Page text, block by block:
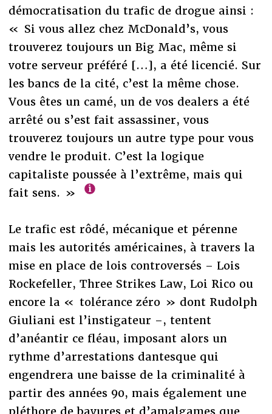
démocratisation du trafic de drogue ainsi :
« Si vous allez chez McDonald’s, vous
trouverez toujours un Big Mac, même si
votre serveur préféré […], a été licencié. Sur
les bancs de la cité, c’est la même chose.
Vous êtes un camé, un de vos dealers a été
arrêté ou s’est fait assassiner, vous
trouverez toujours un autre type pour vous
vendre le produit. C’est la logique
capitaliste poussée à l’extrême, mais qui
fait sens. »
Le trafic est rôdé, mécanique et pérenne
mais les autorités américaines, à travers la
mise en place de lois controversés – Lois
Rockefeller, Three Strikes Law, Loi Rico ou
encore la « tolérance zéro » dont Rudolph
Giuliani est l’instigateur –, tentent
d’anéantir ce fléau, imposant alors un
rythme d’arrestations dantesque qui
engendrera une baisse de la criminalité à
partir des années 90, mais également une
pléthore de bavures et d’amalgames que